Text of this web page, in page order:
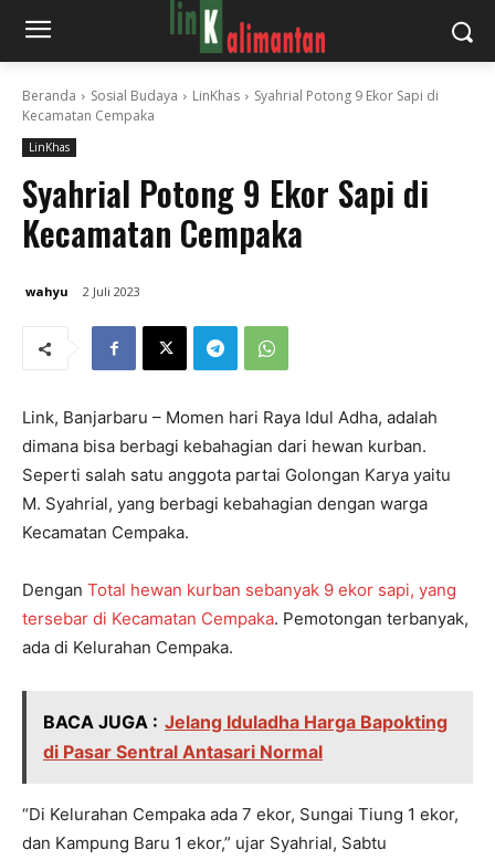
Beranda Sosial Budaya LinKhas
Syahrial Potong 9 Ekor Sapi di
Kecamatan Cempaka
LinKhas
Syahrial Potong 9 Ekor Sapi di
Kecamatan Cempaka
wahyu 2 Juli 2023
Link, Banjarbaru – Momen hari Raya Idul Adha, adalah
dimana bisa berbagi kebahagian dari hewan kurban.
Seperti salah satu anggota partai Golongan Karya yaitu
M. Syahrial, yang berbagi kebahagian dengan warga
Kecamatan Cempaka.
Dengan Total hewan kurban sebanyak 9 ekor sapi, yang
tersebar di Kecamatan Cempaka. Pemotongan terbanyak,
ada di Kelurahan Cempaka.
BACA JUGA : Jelang Iduladha Harga Bapokting
di Pasar Sentral Antasari Normal
“Di Kelurahan Cempaka ada 7 ekor, Sungai Tiung 1 ekor,
dan Kampung Baru 1 ekor,” ujar Syahrial, Sabtu